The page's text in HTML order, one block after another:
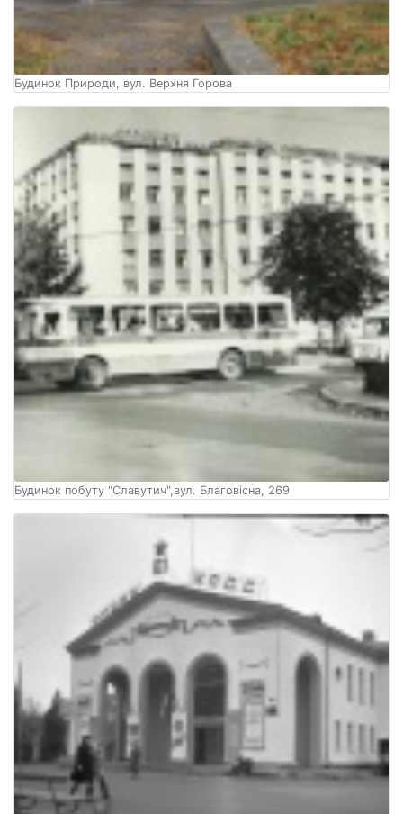
Будинок Природи, вул. Верхня Горова
Будинок побуту "Славутич",вул. Благовісна, 269